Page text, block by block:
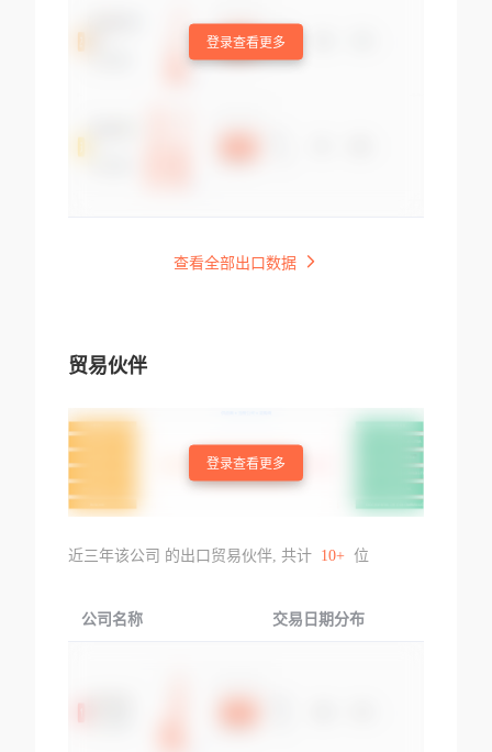
登录查看更多
查看全部出口数据
贸易伙伴
登录查看更多
近三年该公司 的出口贸易伙伴, 共计 10+ 位
公司名称 交易日期分布